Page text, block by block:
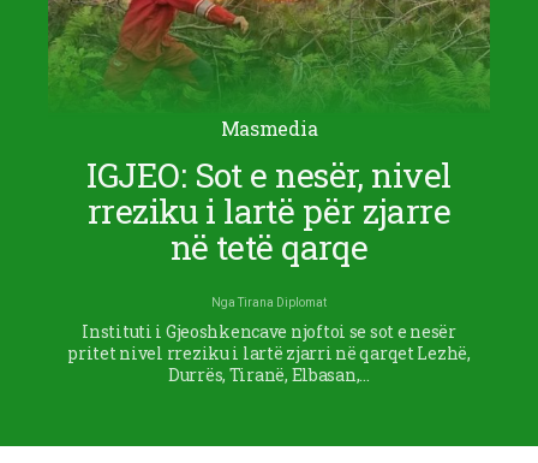
Masmedia
IGJEO: Sot e nesër, nivel
rreziku i lartë për zjarre
në tetë qarqe
NgaTirana Diplomat
Instituti i Gjeoshkencave njoftoi se sot e nesër
pritet nivel rreziku i lartë zjarri në qarqet Lezhë,
Durrës, Tiranë, Elbasan,…